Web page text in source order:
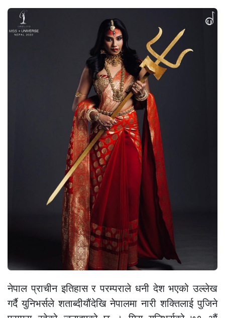
नेपाल प्राचीन इतिहास र परम्पराले धनी देश भएको उल्लेख
गर्दै युनिभर्सले शताब्दीयौंदेखि नेपालमा नारी शक्तिलाई पुजिने